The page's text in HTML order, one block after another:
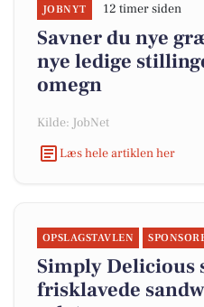
JOBNYT 12 timer siden
Savner du nye
nye ledige
omegn
Kilde: JobNet
Læs hele artiklen her
OPSLAGSTAVLEN
Simply Delicious
frisklavede